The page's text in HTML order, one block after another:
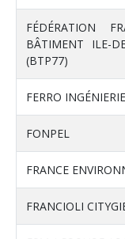
FÉDÉRATION
BÂTIMENT ILE-
(BTP77)
FERRO INGÉNIERIE
FONPEL
FRANCE
FRANCIOLI